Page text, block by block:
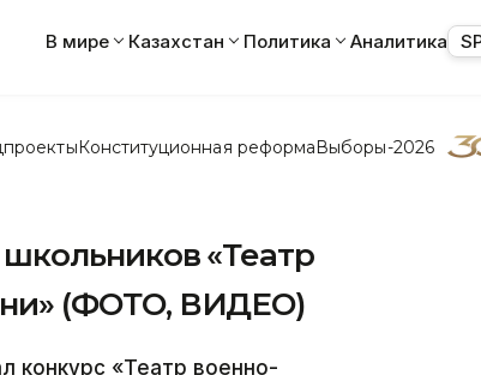
В мире Казахстан Политика Аналитика
Конституционная реформаВыборы-2026
«Театр
(ФОТО, ВИДЕО)
«Театр военно-